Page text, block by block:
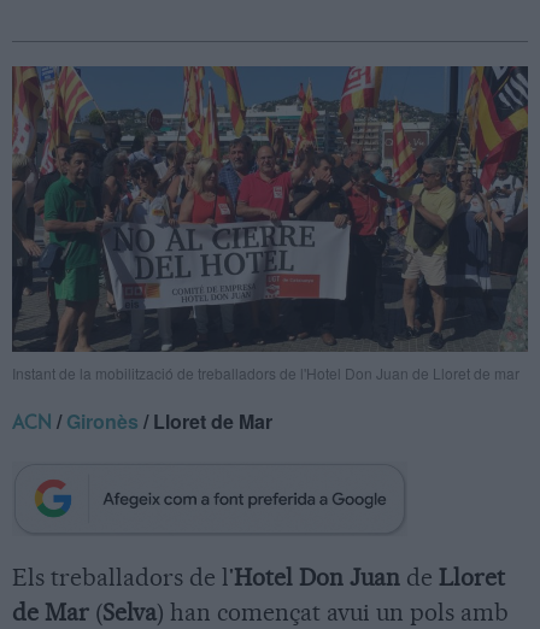
Instant de la mobilització de treballadors de l'Hotel Don Juan de Lloret de mar
ACN /Gironès / Lloret de Mar
Els treballadors de l'Hotel Don Juan de Lloret
de Mar (Selva) han començat avui un pols amb